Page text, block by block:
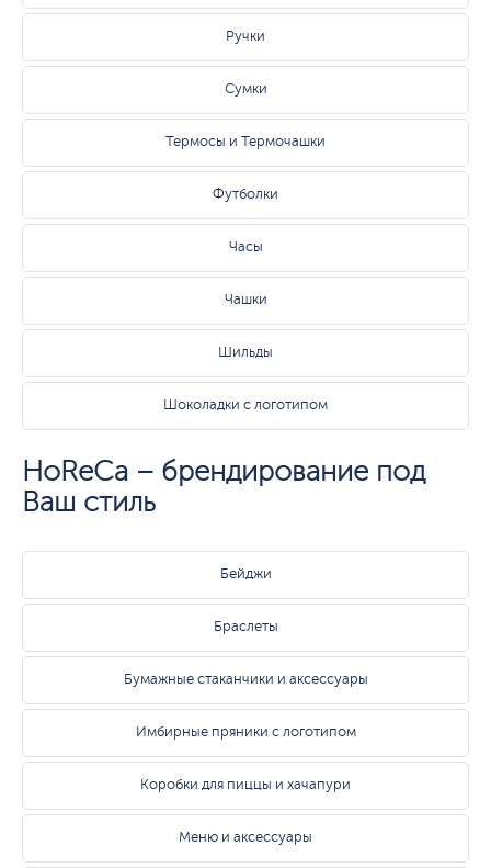
Ручки
Сумки
Термосы и Термочашки
Футболки
Часы
Чашки
Шильды
Шоколадки с логотипом
HoReCa – брендирование под
Ваш стиль
Бейджи
Браслеты
Бумажные стаканчики и аксессуары
Имбирные пряники с логотипом
Коробки для пиццы и хачапури
Меню и аксессуары